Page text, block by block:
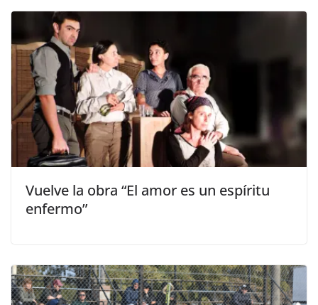
Vuelve la obra “El amor es un espíritu
enfermo”